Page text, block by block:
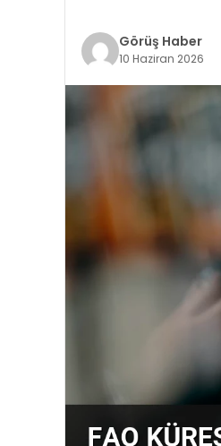
Görüş Haber
10 Haziran 2026